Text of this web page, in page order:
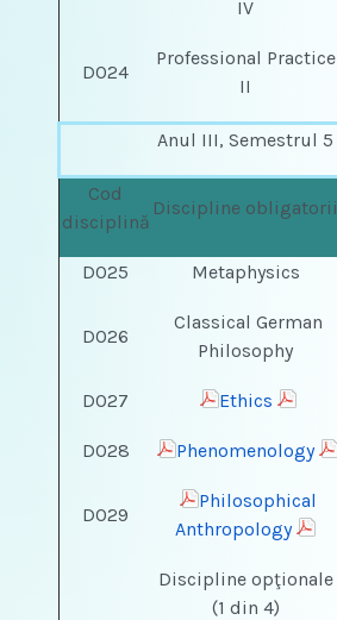
IV
DO24
Professional Practice
II
Anul III, Semestrul 5
Cod
disciplină
Discipline obligatorii
DO25 Metaphysics
DO26
Classical German
Philosophy
DO27 Ethics
DO28 Phenomenology
DO29
Philosophical
Anthropology
Discipline opţionale
(1 din 4)